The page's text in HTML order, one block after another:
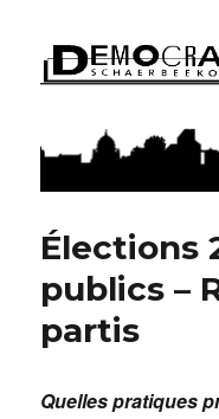
Démocratie
Élections
publics –
partis
Quelles pratiques